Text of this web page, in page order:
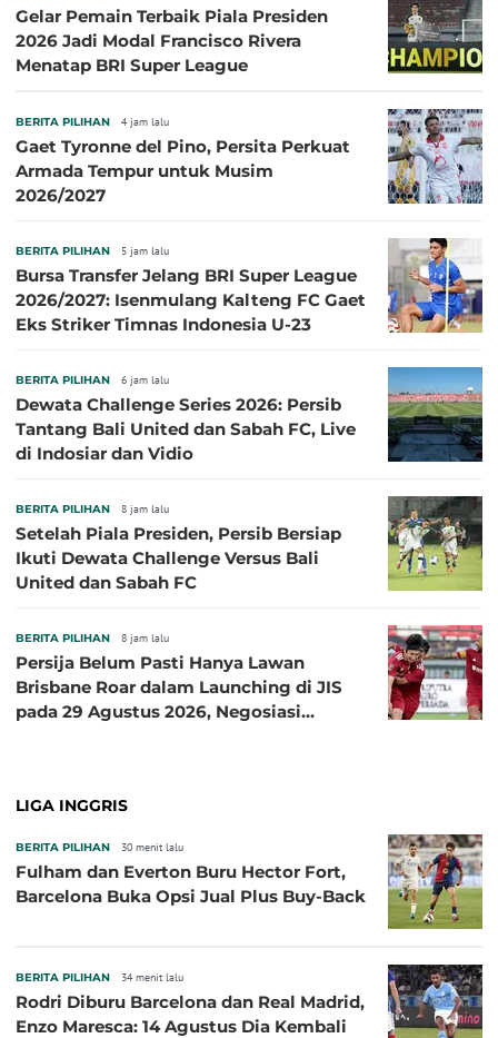
Gelar Pemain Terbaik Piala Presiden
2026 Jadi Modal Francisco Rivera
Menatap BRI Super League
BERITA PILIHAN 4 jam lalu
Gaet Tyronne del Pino, Persita Perkuat
Armada Tempur untuk Musim
2026/2027
BERITA PILIHAN 5 jam lalu
Bursa Transfer Jelang BRI Super League
2026/2027: Isenmulang Kalteng FC Gaet
Eks Striker Timnas Indonesia U-23
BERITA PILIHAN 6 jam lalu
Dewata Challenge Series 2026: Persib
Tantang Bali United dan Sabah FC, Live
di Indosiar dan Vidio
BERITA PILIHAN 8 jam lalu
Setelah Piala Presiden, Persib Bersiap
Ikuti Dewata Challenge Versus Bali
United dan Sabah FC
BERITA PILIHAN 8 jam lalu
Persija Belum Pasti Hanya Lawan
Brisbane Roar dalam Launching di JIS
pada 29 Agustus 2026, Negosiasi
LIGA INGGRIS
BERITA PILIHAN 30 menit lalu
Fulham dan Everton Buru Hector Fort,
Barcelona Buka Opsi Jual Plus Buy-Back
BERITA PILIHAN 34 menit lalu
Rodri Diburu Barcelona dan Real Madrid,
Enzo Maresca: 14 Agustus Dia Kembali